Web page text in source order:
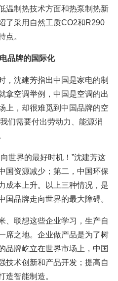
温制热技术方面和热泵制热新
了采用自然工质CO2和R290
点。
品牌的国际化
，沈建芳指出中国是家电的制
拿空调举例，中国是空调的出
上，却很难觅到中国品牌的空
们需要付出劳动力、能源消
世界的最好时机！”沈建芳这
国资源减少；第二，中国环保
成本上升。以上三种情况，是
国品牌走向世界的最大障碍。
、联想这些企业学习，生产自
席之地。企业做产品是为了树
品牌屹立在世界市场上，中国
技术创新和产品开发；提高自
造智能制造。